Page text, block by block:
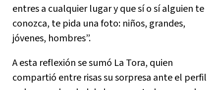
entres a cualquier lugar y que sí o sí alguien te
conozca, te pida una foto: niños, grandes,
jóvenes, hombres”.
A esta reflexión se sumó La Tora, quien
compartió entre risas su sorpresa ante el perfil